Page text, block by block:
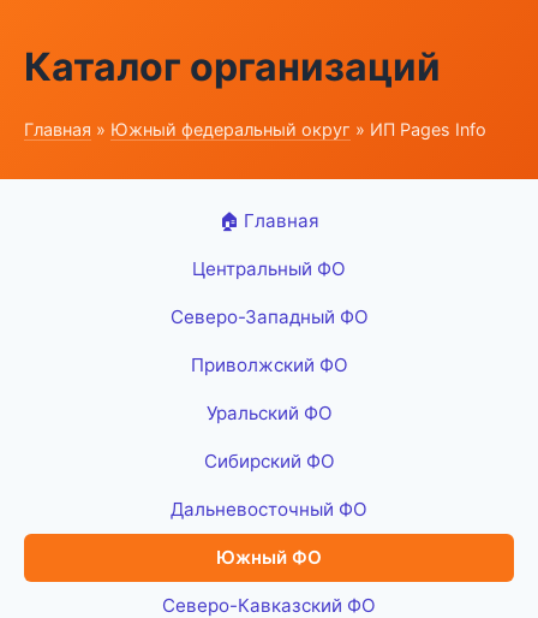
Каталог организаций
Главная » Южный федеральный округ » ИП Pages Info
🏠 Главная
Центральный ФО
Северо-Западный ФО
Приволжский ФО
Уральский ФО
Сибирский ФО
Дальневосточный ФО
Южный ФО
Северо-Кавказский ФО